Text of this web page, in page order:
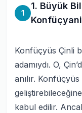
1
1. Büyük
Konfüçyüs Çinli
adamıydı. O,
anılır.
kabul edilir.